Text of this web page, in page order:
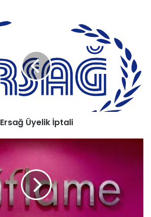
Ersağ Üyelik İptali